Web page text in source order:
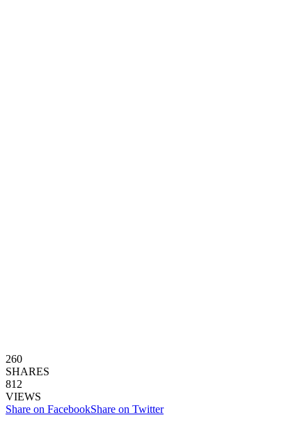
260
SHARES
812
VIEWS
Share on FacebookShare on Twitter